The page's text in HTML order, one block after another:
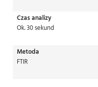
Czas analizy
Ok. 30 sekund
Metoda
FTIR